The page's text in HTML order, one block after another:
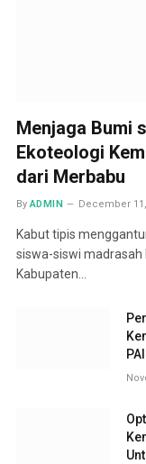
Menjaga Bumi
Ekoteologi
dari Merbabu
By ADMIN December
Kabut tipis
siswa-siswi
Kabupaten…